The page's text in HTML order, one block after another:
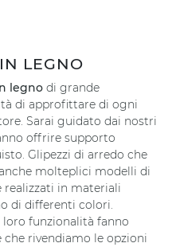
LEGNO
legno di grande
di approfittare di ogni
Sarai guidato dai nostri
offrire supporto
Glipezzi di arredo che
molteplici modelli di
realizzati in materiali
di differenti colori.
loro funzionalità fanno
rivendiamo le opzioni